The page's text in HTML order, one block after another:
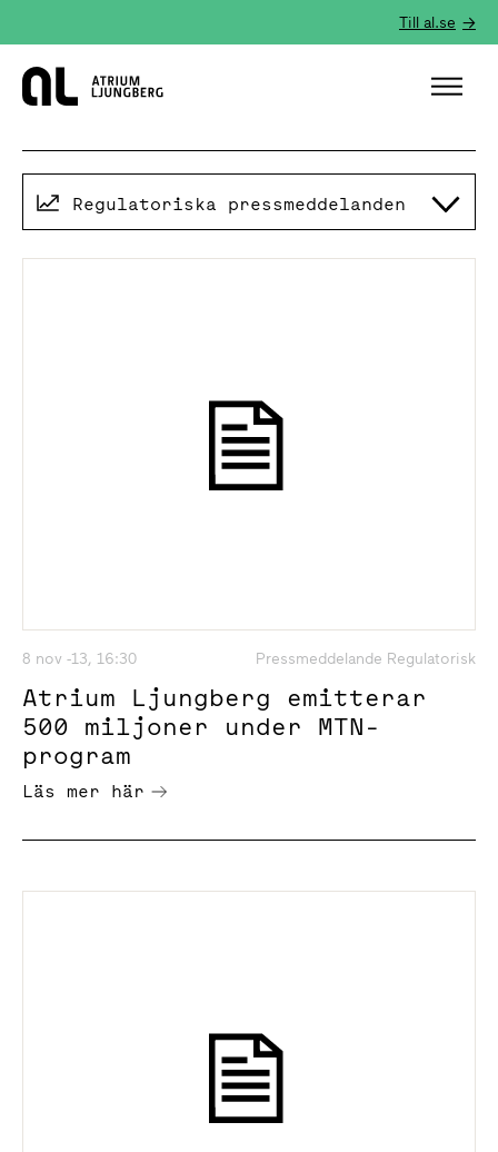
Till al.se
Hem
Regulatoriska pressmeddelanden
8 nov -13, 16:30 Pressmeddelande Regulatorisk
Atrium Ljungberg emitterar
500 miljoner under MTN-
program
Läs mer här